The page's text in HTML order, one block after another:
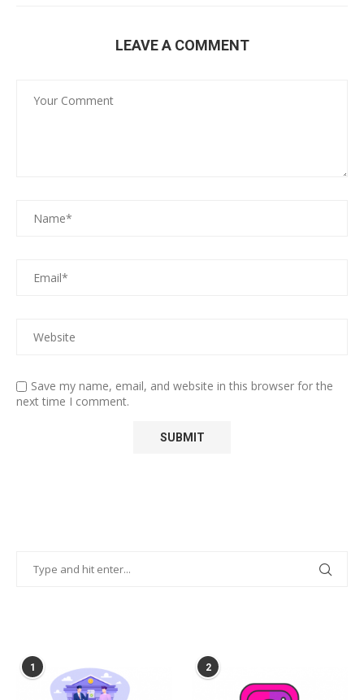
LEAVE A COMMENT
Save my name, email, and website in this browser for the
next time I comment.
1 2